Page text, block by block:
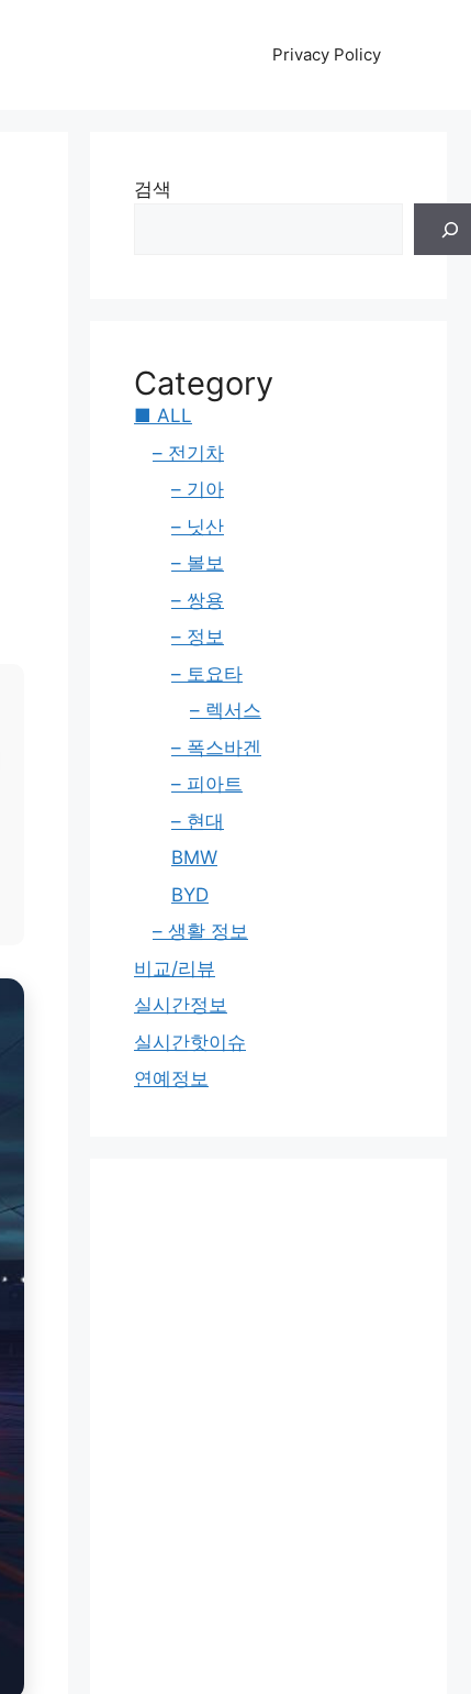
Privacy Policy
검색
Category
■ ALL
– 전기차
– 기아
– 닛산
– 볼보
– 쌍용
– 정보
– 토요타
– 렉서스
– 폭스바겐
– 피아트
– 현대
BMW
BYD
– 생활 정보
비교/리뷰
실시간정보
실시간핫이슈
연예정보